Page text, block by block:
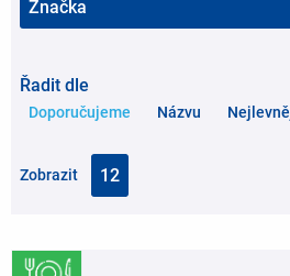
Řadit dle
Doporučujeme Názvu
Zobrazit